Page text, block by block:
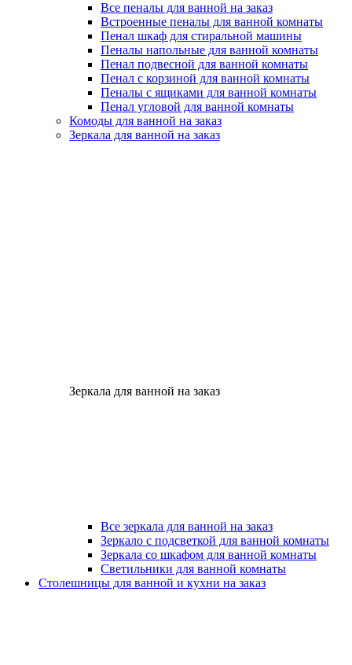
Все пеналы для ванной на заказ
Встроенные пеналы для ванной комнаты
Пенал шкаф для стиральной машины
Пеналы напольные для ванной комнаты
Пенал подвесной для ванной комнаты
Пенал с корзиной для ванной комнаты
Пеналы с ящиками для ванной комнаты
Пенал угловой для ванной комнаты
Комоды для ванной на заказ
Зеркала для ванной на заказ
Зеркала для ванной на заказ
Все зеркала для ванной на заказ
Зеркало с подсветкой для ванной комнаты
Зеркала со шкафом для ванной комнаты
Светильники для ванной комнаты
Столешницы для ванной и кухни на заказ